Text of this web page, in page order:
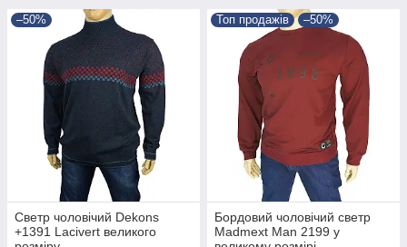
–50%
Светр чоловічий Dekons
+1391 Lacivert великого
Топ продажів –50%
Бордовий чоловічий светр
Madmext Man 2199 у